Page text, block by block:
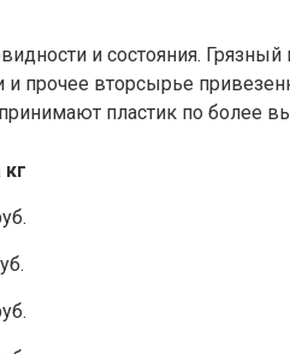
и состояния.
прочее вторсырье
пластик по более